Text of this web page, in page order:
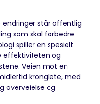
endringer står offentlig
som skal forbedre
spiller en spesielt
effektiviteten og
Veien mot en
kronglete, med
overveielse og